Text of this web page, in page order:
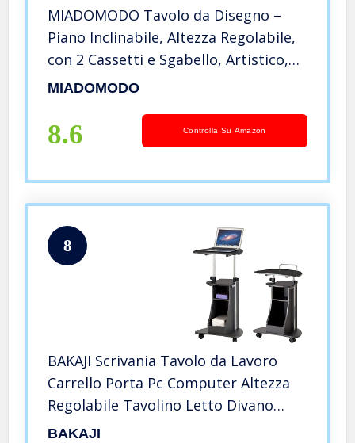
MIADOMODO Tavolo da Disegno –
Piano Inclinabile, Altezza Regolabile,
con 2 Cassetti e Sgabello, Artistico,
da Architetto – Scrivania da Disegno
MIADOMODO
8.6 Controlla Su Amazon
8
BAKAJI Scrivania Tavolo da Lavoro
Carrello Porta Pc Computer Altezza
Regolabile Tavolino Letto Divano
Piano in Legno MDF con Libreria
BAKAJI